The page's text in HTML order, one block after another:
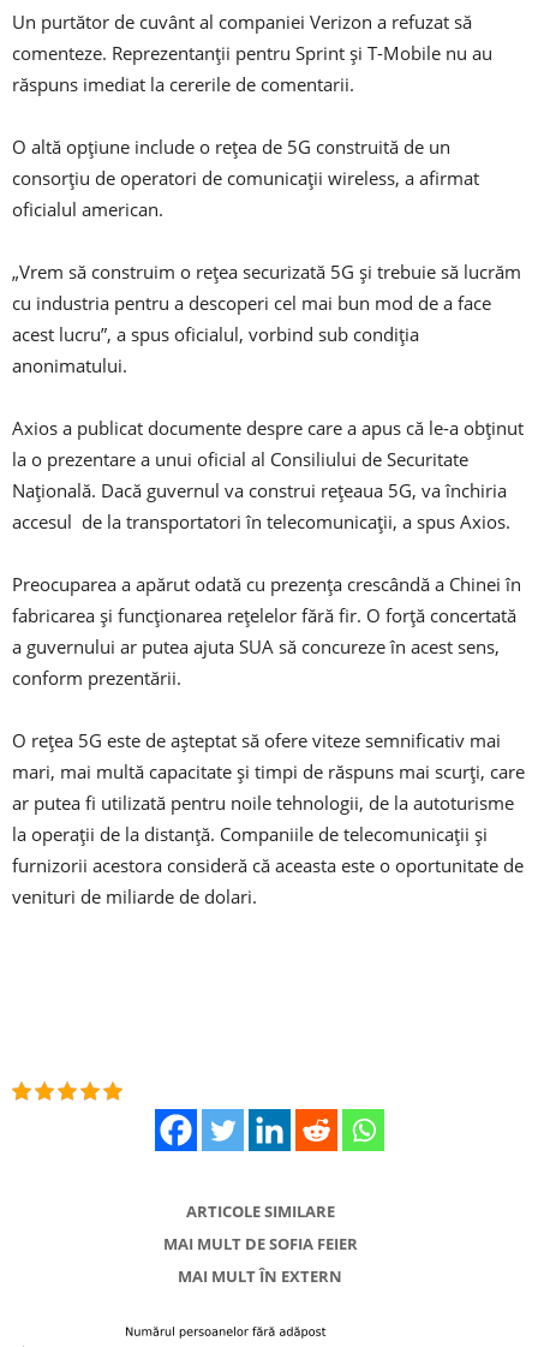
Un purtător de cuvânt al companiei Verizon a refuzat să
comenteze. Reprezentanții pentru Sprint și T-Mobile nu au
răspuns imediat la cererile de comentarii.
O altă opțiune include o rețea de 5G construită de un
consorțiu de operatori de comunicații wireless, a afirmat
oficialul american.
„Vrem să construim o rețea securizată 5G și trebuie să lucrăm
cu industria pentru a descoperi cel mai bun mod de a face
acest lucru”, a spus oficialul, vorbind sub condiția
anonimatului.
Axios a publicat documente despre care a apus că le-a obținut
la o prezentare a unui oficial al Consiliului de Securitate
Națională. Dacă guvernul va construi rețeaua 5G, va închiria
accesul de la transportatori în telecomunicații, a spus Axios.
Preocuparea a apărut odată cu prezența crescândă a Chinei în
fabricarea și funcționarea rețelelor fără fir. O forță concertată
a guvernului ar putea ajuta SUA să concureze în acest sens,
conform prezentării.
O rețea 5G este de așteptat să ofere viteze semnificativ mai
mari, mai multă capacitate și timpi de răspuns mai scurți, care
ar putea fi utilizată pentru noile tehnologii, de la autoturisme
la operații de la distanță. Companiile de telecomunicații și
furnizorii acestora consideră că aceasta este o oportunitate de
venituri de miliarde de dolari.
ARTICOLE SIMILARE
MAI MULT DE SOFIA FEIER
MAI MULT ÎN EXTERN